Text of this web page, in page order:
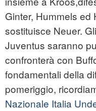
Ginter, Hummels ed
sostituisce Neuer.
Juventus saranno
confronterà con
fondamentali della
pomeriggio,
Nazionale Italia